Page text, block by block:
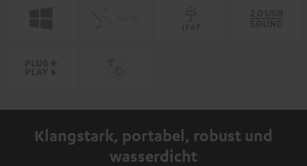
Klangstark, portabel, robust und
wasserdicht